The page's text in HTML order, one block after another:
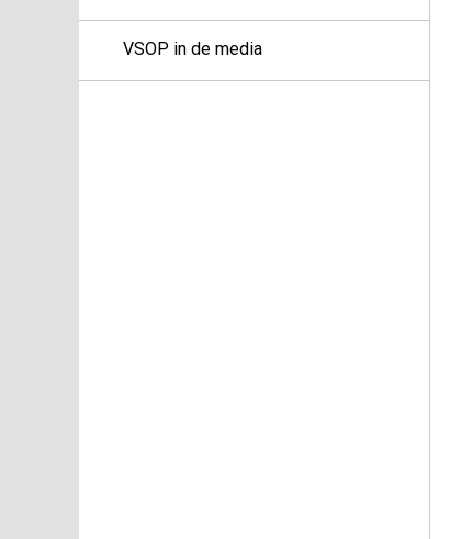
VSOP in de media